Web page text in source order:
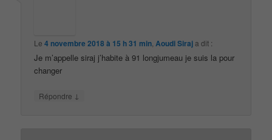
Le4 novembre 2018 à 15 h 31 min Aoudi Siraja dit :
Je m’appelle siraj j’habite à 91 longjumeau je suis la pour
changer
Répondre ↓